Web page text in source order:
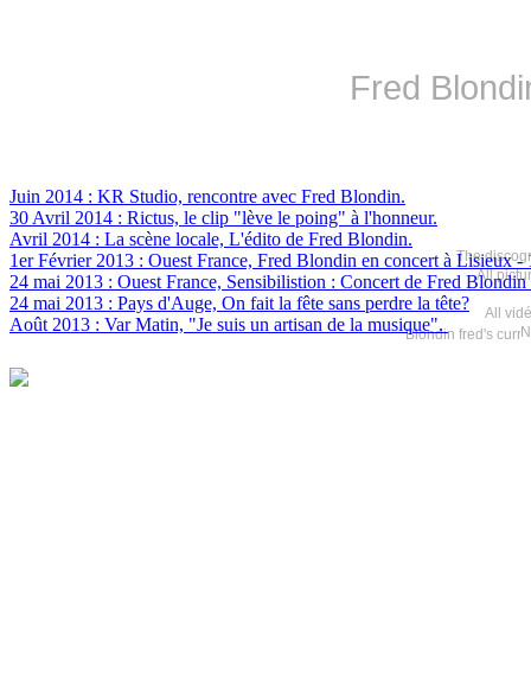
Fred
The
All
Blondin fred's
Juin 2014 : KR Studio, rencontre avec Fred Blondin.
30 Avril 2014 : Rictus, le clip "lève le poing" à l'honneur.
Avril 2014 : La scène locale, L'édito de Fred Blondin.
1er Février 2013 : Ouest France, Fred Blondin en concert à Lisieux-
24 mai 2013 : Ouest France, Sensibilistion : Concert de Fred
24 mai 2013 : Pays d'Auge, On fait la fête sans perdre la tête?
Août 2013 : Var Matin, "Je suis un artisan de la musique".
All